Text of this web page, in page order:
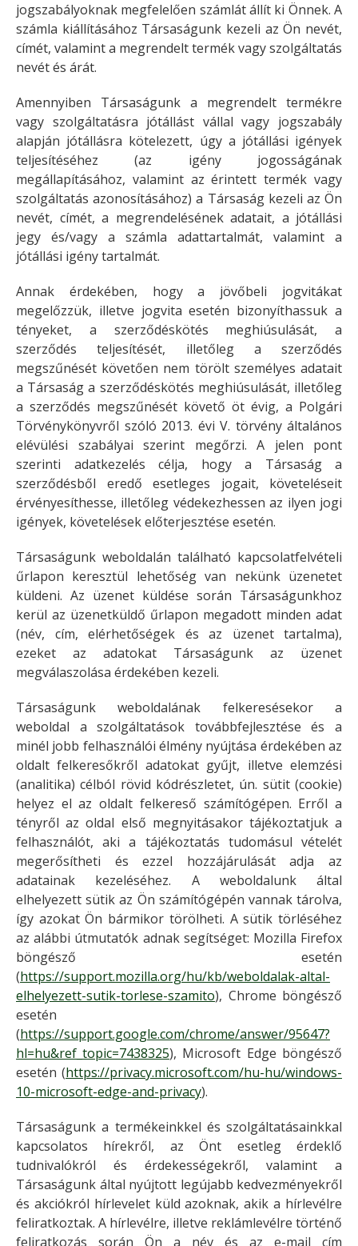
jogszabályoknak megfelelően számlát állít ki Önnek. A
számla kiállításához Társaságunk kezeli az Ön nevét,
címét, valamint a megrendelt termék vagy szolgáltatás
nevét és árát.
Amennyiben Társaságunk a megrendelt termékre
vagy szolgáltatásra jótállást vállal vagy jogszabály
alapján jótállásra kötelezett, úgy a jótállási igények
teljesítéséhez (az igény jogosságának
megállapításához, valamint az érintett termék vagy
szolgáltatás azonosításához) a Társaság kezeli az Ön
nevét, címét, a megrendelésének adatait, a jótállási
jegy és/vagy a számla adattartalmát, valamint a
jótállási igény tartalmát.
Annak érdekében, hogy a jövőbeli jogvitákat
megelőzzük, illetve jogvita esetén bizonyíthassuk a
tényeket, a szerződéskötés meghiúsulását, a
szerződés teljesítését, illetőleg a szerződés
megszűnését követően nem törölt személyes adatait
a Társaság a szerződéskötés meghiúsulását, illetőleg
a szerződés megszűnését követő öt évig, a Polgári
Törvénykönyvről szóló 2013. évi V. törvény általános
elévülési szabályai szerint megőrzi. A jelen pont
szerinti adatkezelés célja, hogy a Társaság a
szerződésből eredő esetleges jogait, követeléseit
érvényesíthesse, illetőleg védekezhessen az ilyen jogi
igények, követelések előterjesztése esetén.
Társaságunk weboldalán található kapcsolatfelvételi
űrlapon keresztül lehetőség van nekünk üzenetet
küldeni. Az üzenet küldése során Társaságunkhoz
kerül az üzenetküldő űrlapon megadott minden adat
(név, cím, elérhetőségek és az üzenet tartalma),
ezeket az adatokat Társaságunk az üzenet
megválaszolása érdekében kezeli.
Társaságunk weboldalának felkeresésekor a
weboldal a szolgáltatások továbbfejlesztése és a
minél jobb felhasználói élmény nyújtása érdekében az
oldalt felkeresőkről adatokat gyűjt, illetve elemzési
(analitika) célból rövid kódrészletet, ún. sütit (cookie)
helyez el az oldalt felkereső számítógépen. Erről a
tényről az oldal első megnyitásakor tájékoztatjuk a
felhasználót, aki a tájékoztatás tudomásul vételét
megerősítheti és ezzel hozzájárulását adja az
adatainak kezeléséhez. A weboldalunk által
elhelyezett sütik az Ön számítógépén vannak tárolva,
így azokat Ön bármikor törölheti. A sütik törléséhez
az alábbi útmutatók adnak segítséget: Mozilla Firefox
böngésző esetén
(https://support.mozilla.org/hu/kb/weboldalak-altal-
elhelyezett-sutik-torlese-szamito), Chrome böngésző
esetén
(https://support.google.com/chrome/answer/95647?
hl=hu&ref_topic=7438325), Microsoft Edge böngésző
esetén (https://privacy.microsoft.com/hu-hu/windows-
10-microsoft-edge-and-privacy).
Társaságunk a termékeinkkel és szolgáltatásainkkal
kapcsolatos hírekről, az Önt esetleg érdeklő
tudnivalókról és érdekességekről, valamint a
Társaságunk által nyújtott legújabb kedvezményekről
és akciókról hírlevelet küld azoknak, akik a hírlevélre
feliratkoztak. A hírlevélre, illetve reklámlevélre történő
feliratkozás során Ön a név és az e-mail cím